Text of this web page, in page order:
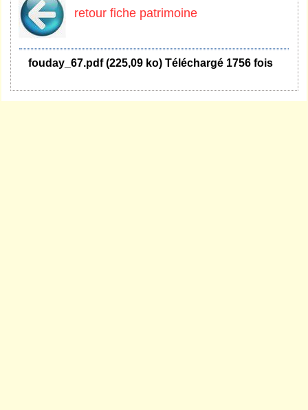
retour fiche patrimoine
fouday_67.pdf (225,09 ko) Téléchargé 1756 fois